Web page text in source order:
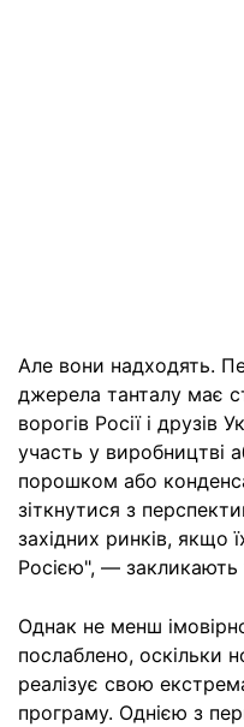
Але вони надходять.
джерела танталу має
ворогів Росії і друзів
участь у виробництві
порошком або
зіткнутися з
західних ринків, якщо
Росією", — закликають
Однак не менш
послаблено, оскільки
реалізує свою
програму. Однією з